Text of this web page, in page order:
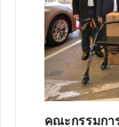
คณะกรรมกา